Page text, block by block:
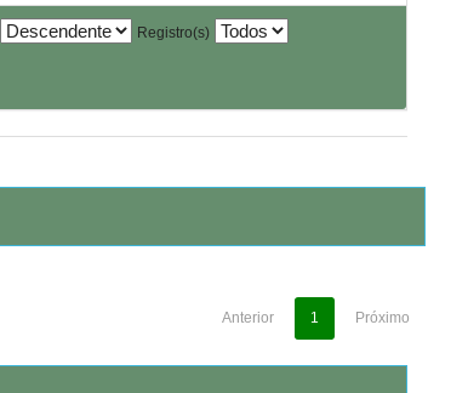
Registro(s)
Anterior 1 Próximo